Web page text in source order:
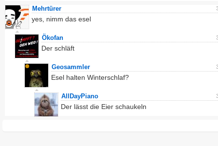
Mehrtürer
yes, nimm das esel
Ökofan
Der schläft
Geosammler
Esel halten Winterschlaf?
AllDayPiano
Der lässt die Eier schaukeln